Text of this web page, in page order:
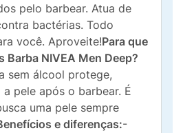
​​pelo barbear. Atua de
bactérias. Todo
você. Aproveite!Para que
Barba NIVEA Men Deep?
sem álcool protege,
pele após o barbear. É
uma pele sempre
e diferenças:-